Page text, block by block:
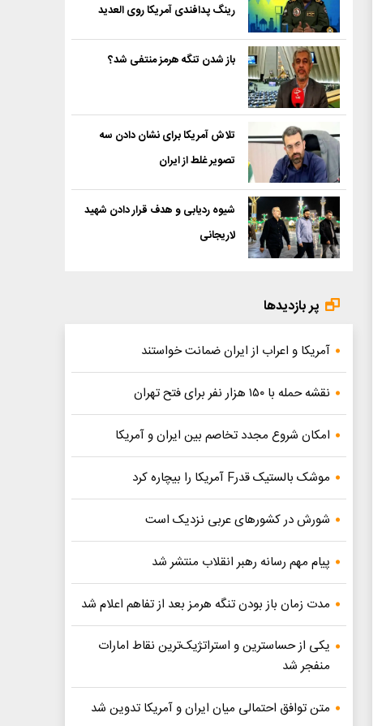
رینگ پدافندی آمریکا روی العدید
باز شدن تنگه هرمز منتفی شد؟
تلاش آمریکا برای نشان دادن سه
تصویر غلط از ایران
شیوه ردیابی و هدف قرار دادن شهید
لاریجانی
پر بازدیدها
آمریکا و اعراب از ایران ضمانت خواستند
نقشه حمله با ۱۵۰ هزار نفر برای فتح تهران
امکان شروع مجدد تخاصم‌ بین ایران و آمریکا
موشک بالستیک قدرF آمریکا را بیچاره کرد
شورش در کشورهای عربی نزدیک است
پیام مهم رسانه رهبر انقلاب منتشر شد
مدت زمان باز بودن تنگه هرمز بعد از تفاهم اعلام شد
یکی از حساسترین و استراتژیک‌ترین نقاط امارات
منفجر شد
متن توافق احتمالی میان ایران و آمریکا تدوین شد